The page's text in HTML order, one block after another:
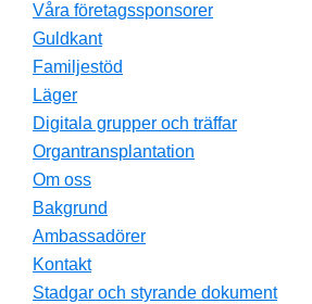
Våra företagssponsorer
Guldkant
Familjestöd
Läger
Digitala grupper och träffar
Organtransplantation
Om oss
Bakgrund
Ambassadörer
Kontakt
Stadgar och styrande dokument